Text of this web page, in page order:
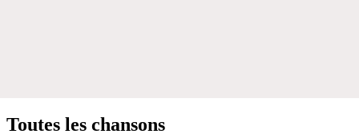
Toutes les chansons